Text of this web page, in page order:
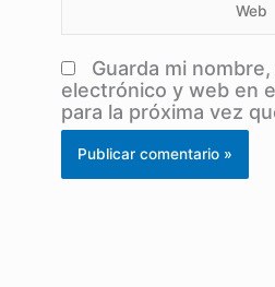
Guarda mi
electrónico y web en
para la próxima vez